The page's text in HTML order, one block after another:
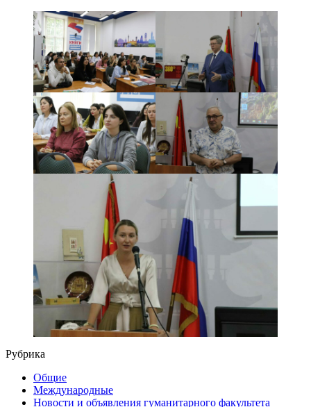
Рубрика
Общие
Международные
Новости и объявления гуманитарного факультета